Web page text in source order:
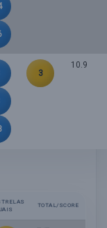
3
10.9
TOTAL/SCORE